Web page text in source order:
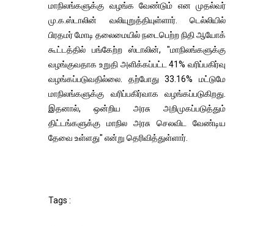
மாநிலங்களுக்கு வழங்க வேண்டும் என முதல்வர்
மு.க.ஸ்டாலின் வலியுறுத்தியுள்ளார். டெல்லியில்
பிரதமர் மோடி தலைமையில் நடைபெற்ற நிதி ஆயோக்
கூட்டத்தில் பங்கேற்ற ஸ்டாலின், "மாநிலங்களுக்கு
வழங்குவதாக உறுதி அளிக்கப்பட்ட 41% வரிப்பகிர்வு
வழங்கப்படுவதில்லை. தற்போது 33.16% மட்டுமே
மாநிலங்களுக்கு வரிப்பகிர்வாக வழங்கப்படுகிறது.
இதனால், ஒன்றிய அரசு அறிமுகப்படுத்தும்
திட்டங்களுக்கு மாநில அரசு செலவிட வேண்டிய
தேவை உள்ளது" என்று தெரிவித்துள்ளார்.
Tags :